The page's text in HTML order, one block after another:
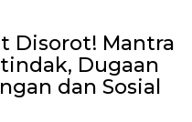
Disorot! Mantra
Dugaan
dan Sosial